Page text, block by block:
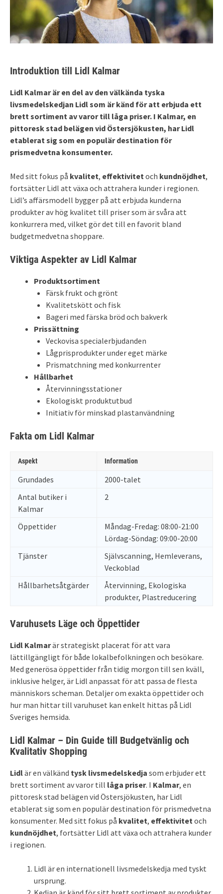
Introduktion till Lidl Kalmar
Lidl Kalmar är en del av den välkända tyska
livsmedelskedjan Lidl som är känd för att erbjuda ett
brett sortiment av varor till låga priser. I Kalmar, en
pittoresk stad belägen vid Östersjökusten, har Lidl
etablerat sig som en populär destination för
prismedvetna konsumenter.
Med sitt fokus på kvalitet, effektivitet och kundnöjdhet,
fortsätter Lidl att växa och attrahera kunder i regionen.
Lidl’s affärsmodell bygger på att erbjuda kunderna
produkter av hög kvalitet till priser som är svåra att
konkurrera med, vilket gör det till en favorit bland
budgetmedvetna shoppare.
Viktiga Aspekter av Lidl Kalmar
Produktsortiment
Färsk frukt och grönt
Kvalitetskött och fisk
Bageri med färska bröd och bakverk
Prissättning
Veckovisa specialerbjudanden
Lågprisprodukter under eget märke
Prismatchning med konkurrenter
Hållbarhet
Återvinningsstationer
Ekologiskt produktutbud
Initiativ för minskad plastanvändning
Fakta om Lidl Kalmar
Aspekt Information
Grundades
2000-talet
Antal butiker i
Kalmar
2
Öppettider
Måndag-Fredag: 08:00-21:00
Lördag-Söndag: 09:00-20:00
Tjänster
Självscanning, Hemleverans,
Veckoblad
Hållbarhetsåtgärder
Återvinning, Ekologiska
produkter, Plastreducering
Varuhusets Läge och Öppettider
Lidl Kalmarär strategiskt placerat för att vara
lättillgängligt för både lokalbefolkningen och besökare.
Med generösa öppettider från tidig morgon till sen kväll,
inklusive helger, är Lidl anpassat för att passa de flesta
människors scheman. Detaljer om exakta öppettider och
hur man hittar till varuhuset kan enkelt hittas på Lidl
Sveriges hemsida.
Lidl Kalmar – Din Guide till Budgetvänlig och
Kvalitativ Shopping
Lidlär en välkänd tysk livsmedelskedja som erbjuder ett
brett sortiment av varor till låga priser. I Kalmar, en
pittoresk stad belägen vid Östersjökusten, har Lidl
etablerat sig som en populär destination för prismedvetna
konsumenter. Med sitt fokus på kvalitet, effektivitet och
kundnöjdhet, fortsätter Lidl att växa och attrahera kunder
i regionen.
Lidl är en internationell livsmedelskedja med tyskt
ursprung.